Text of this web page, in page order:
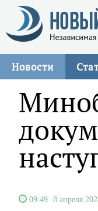
Новости
09:49 8 апреля